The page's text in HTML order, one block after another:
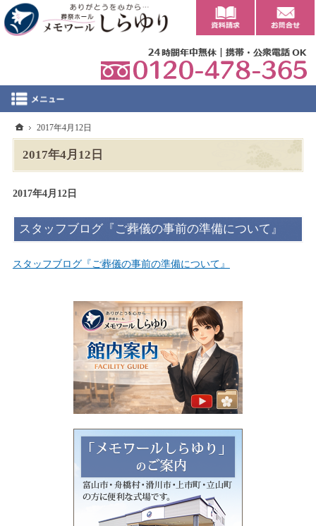
2017年4月12日
2017年4月12日
スタッフブログ『ご葬儀の事前の準備について』
スタッフブログ『ご葬儀の事前の準備について』
ホーム
2017年4月12日